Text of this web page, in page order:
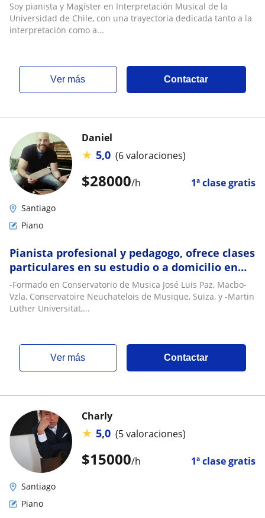
Soy pianista y Magíster en Interpretación Musical de la
Universidad de Chile, con una trayectoria dedicada tanto a la
interpretación como a...
ver más Contactar
$28000/h 1ª clase gratis
Daniel
★ 5,0 (6 valoraciones)
Santiago
Piano
Pianista profesional y pedagogo, ofrece clases
particulares en su estudio o a domicilio en
RM y Gran Valparaíso
-Formado en Conservatorio de Musica José Luis Paz, Macbo-
Vzla, Conservatoire Neuchatelois de Musique, Suiza, y -Martin
Luther Universität,...
ver más Contactar
$15000/h 1ª clase gratis
Charly
★ 5,0 (5 valoraciones)
Santiago
Piano